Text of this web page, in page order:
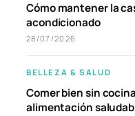
Cómo mantener la
acondicionado
28/07/2026
BELLEZA & SALUD
Comer bien sin
alimentación